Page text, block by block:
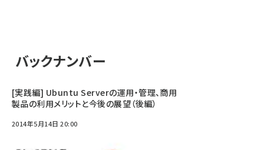
バックナンバー
[実践編] Ubuntu Serverの運用・管理、商用
製品の利用メリットと今後の展望（後編）
2014年5月14日 20:00